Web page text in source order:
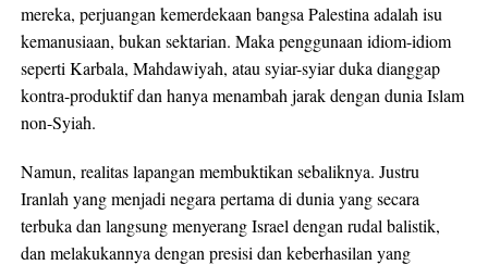
mereka, perjuangan kemerdekaan bangsa Palestina adalah isu
kemanusiaan, bukan sektarian. Maka penggunaan idiom-idiom
seperti Karbala, Mahdawiyah, atau syiar-syiar duka dianggap
kontra-produktif dan hanya menambah jarak dengan dunia Islam
non-Syiah.
Namun, realitas lapangan membuktikan sebaliknya. Justru
Iranlah yang menjadi negara pertama di dunia yang secara
terbuka dan langsung menyerang Israel dengan rudal balistik,
dan melakukannya dengan presisi dan keberhasilan yang